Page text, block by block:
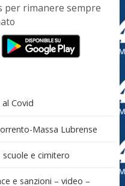
per rimanere sempre
Covid
Massa Lubrense
e cimitero
e sanzioni – video –